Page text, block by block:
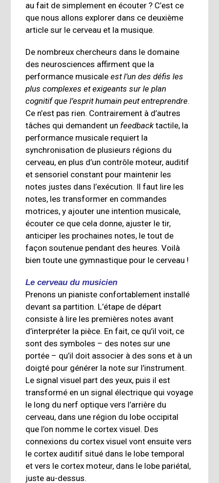
au fait de simplement en écouter ? C’est ce
que nous allons explorer dans ce deuxième
article sur le cerveau et la musique.
De nombreux chercheurs dans le domaine
des neurosciences affirment que la
performance musicaleest l’un des défis les
plus complexes et exigeants sur le plan
cognitif que l’esprit humain peut entreprendre.
Ce n’est pas rien. Contrairement à d’autres
tâches qui demandent un feedbacktactile, la
performance musicale requiert la
synchronisation de plusieurs régions du
cerveau, en plus d’un contrôle moteur, auditif
et sensoriel constant pour maintenir les
notes justes dans l’exécution. Il faut lire les
notes, les transformer en commandes
motrices, y ajouter une intention musicale,
écouter ce que cela donne, ajuster le tir,
anticiper les prochaines notes, le tout de
façon soutenue pendant des heures. Voilà
bien toute une gymnastique pour le cerveau !
Le cerveau du musicien
Prenons un pianiste confortablement installé
devant sa partition. L’étape de départ
consiste à lire les premières notes avant
d’interpréter la pièce. En fait, ce qu’il voit, ce
sont des symboles – des notes sur une
portée – qu’il doit associer à des sons et à un
doigté pour générer la note sur l’instrument.
Le signal visuel part des yeux, puis il est
transformé en un signal électrique qui voyage
le long du nerf optique vers l’arrière du
cerveau, dans une région du lobe occipital
que l’on nomme le cortex visuel. Des
connexions du cortex visuel vont ensuite vers
le cortex auditif situé dans le lobe temporal
et vers le cortex moteur, dans le lobe pariétal,
juste au-dessus.